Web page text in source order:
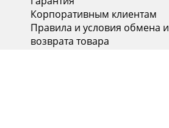
Корпоративным клиентам
Правила и условия обмена и
возврата товара